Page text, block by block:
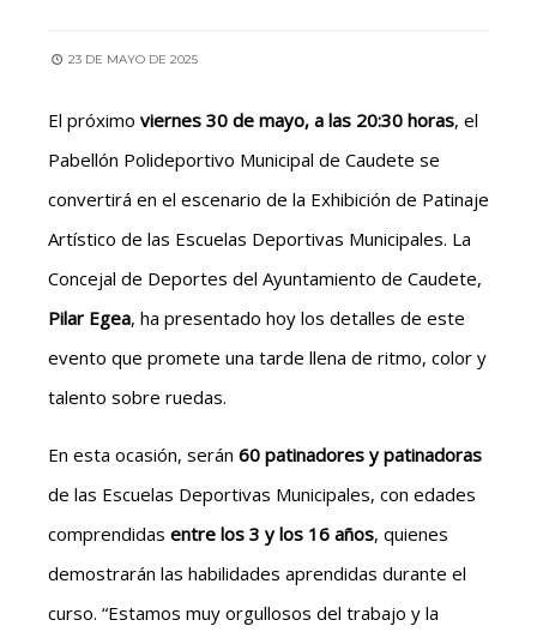
23 DE MAYO DE 2025
El próximo viernes 30 de mayo, a las 20:30 horas, el
Pabellón Polideportivo Municipal de Caudete se
convertirá en el escenario de la Exhibición de Patinaje
Artístico de las Escuelas Deportivas Municipales. La
Concejal de Deportes del Ayuntamiento de Caudete,
Pilar Egea, ha presentado hoy los detalles de este
evento que promete una tarde llena de ritmo, color y
talento sobre ruedas.
En esta ocasión, serán 60 patinadores y patinadoras
de las Escuelas Deportivas Municipales, con edades
comprendidas entre los 3 y los 16 años, quienes
demostrarán las habilidades aprendidas durante el
curso. “Estamos muy orgullosos del trabajo y la